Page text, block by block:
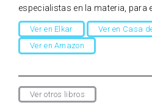
especialistas en la materia, para
Ver en Elkar
Ver en Casa
Ver en Amazon
Ver otros libros